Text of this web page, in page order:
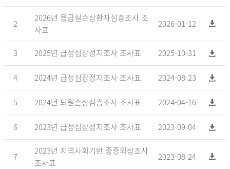
2
2026년 응급실손상환자심층조사 조
사표
2026-01-12
3 2025년 급성심장정지조사 조사표 2025-10-31
4 2024년 급성심장정지조사 조사표 2024-08-23
5 2024년 퇴원손상심층조사 조사표 2024-04-16
6 2023년 급성심장정지조사 조사표 2023-09-04
7
2023년 지역사회기반 중증외상조사
조사표
2023-08-24